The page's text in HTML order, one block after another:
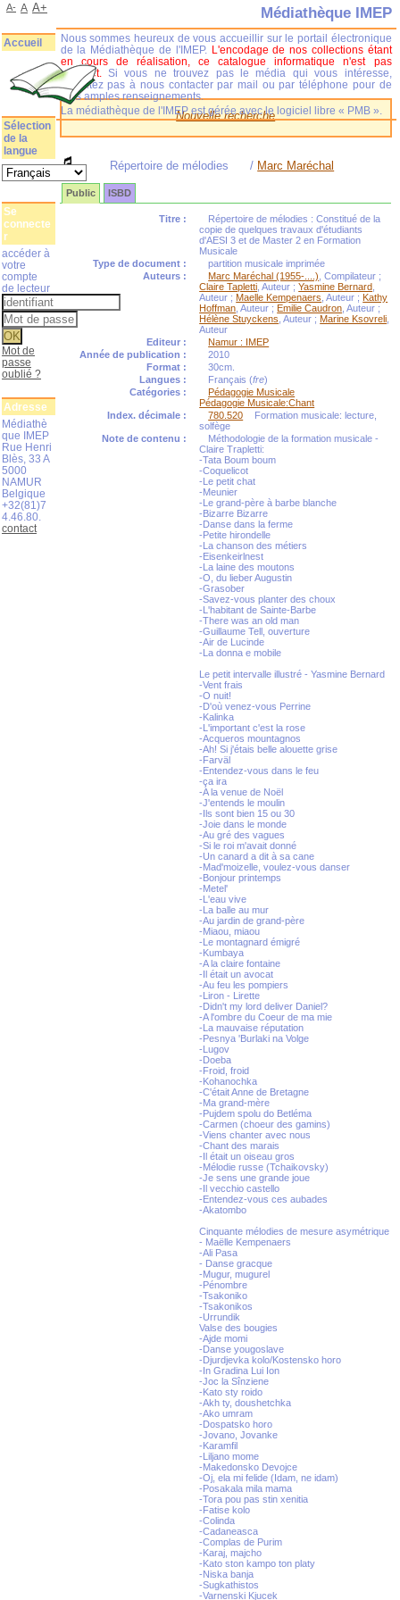
Nouvelle recherche
Répertoire de mélodies / Marc Maréchal
Public ISBD
Titre :
Répertoire de mélodies : Constitué de la
copie de quelques travaux d'étudiants
d'AESI 3 et de Master 2 en Formation
Musicale
Type de document :
partition musicale imprimée
Auteurs :
Marc Maréchal (1955-....) , Compilateur ;
Claire Tapletti , Auteur ;Yasmine Bernard
Auteur ;Maelle Kempenaers , Auteur ;Kathy
Hoffman , Auteur ;Emilie Caudron , Auteur ;
Hélène Stuyckens , Auteur ;Marine Ksovreli
Auteur
Editeur :
Namur : IMEP
Année de publication :
2010
Format :
30cm.
Langues :
Français (fre)
Catégories :
Pédagogie Musicale
Pédagogie Musicale:Chant
Index. décimale :
780.520
Formation musicale: lecture,
solfège
Note de contenu :
Méthodologie de la formation musicale -
Claire Trapletti:
-Tata Boum boum
-Coquelicot
-Le petit chat
-Meunier
-Le grand-père à barbe blanche
-Bizarre Bizarre
-Danse dans la ferme
-Petite hirondelle
-La chanson des métiers
-Eisenkeirlnest
-La laine des moutons
-O, du lieber Augustin
-Grasober
-Savez-vous planter des choux
-L'habitant de Sainte-Barbe
-There was an old man
-Guillaume Tell, ouverture
-Air de Lucinde
-La donna e mobile
Le petit intervalle illustré - Yasmine Bernard
-Vent frais
-O nuit!
-D'où venez-vous Perrine
-Kalinka
-L'important c'est la rose
-Acqueros mountagnos
-Ah! Si j'étais belle alouette grise
-Farväl
-Entendez-vous dans le feu
-ça ira
-A la venue de Noël
-J'entends le moulin
-Ils sont bien 15 ou 30
-Joie dans le monde
-Au gré des vagues
-Si le roi m'avait donné
-Un canard a dit à sa cane
-Mad'moizelle, voulez-vous danser
-Bonjour printemps
-Metel'
-L'eau vive
-La balle au mur
-Au jardin de grand-père
-Miaou, miaou
-Le montagnard émigré
-Kumbaya
-A la claire fontaine
-Il était un avocat
-Au feu les pompiers
-Liron - Lirette
-Didn't my lord deliver Daniel?
-A l'ombre du Coeur de ma mie
-La mauvaise réputation
-Pesnya 'Burlaki na Volge
-Lugov
-Doeba
-Froid, froid
-Kohanochka
-C'était Anne de Bretagne
-Ma grand-mère
-Pujdem spolu do Betléma
-Carmen (choeur des gamins)
-Viens chanter avec nous
-Chant des marais
-Il était un oiseau gros
-Mélodie russe (Tchaikovsky)
-Je sens une grande joue
-Il vecchio castello
-Entendez-vous ces aubades
-Akatombo
Cinquante mélodies de mesure asymétrique
- Maëlle Kempenaers
-Ali Pasa
- Danse gracque
-Mugur, mugurel
-Pénombre
-Tsakoniko
-Tsakonikos
-Urrundik
Valse des bougies
-Ajde momi
-Danse yougoslave
-Djurdjevka kolo/Kostensko horo
-In Gradina Lui Ion
-Joc la Sînziene
-Kato sty roido
-Akh ty, doushetchka
-Ako umram
-Dospatsko horo
-Jovano, Jovanke
-Karamfil
-Liljano mome
-Makedonsko Devojce
-Oj, ela mi felide (Idam, ne idam)
-Posakala mila mama
-Tora pou pas stin xenitia
-Fatise kolo
-Colinda
-Cadaneasca
-Complas de Purim
-Karaj, majcho
-Kato ston kampo ton platy
-Niska banja
-Sugkathistos
-Varnenski Kjucek
Médiathèque IMEP
Nous sommes heureux de vous accueillir sur le portail électronique
de la Médiathèque de l'IMEP. L'encodage de nos collections étant
en cours de réalisation, ce catalogue informatique n'est pas
complet.
Si vous ne trouvez pas le média qui vous intéresse,
n'hésitez pas à nous contacter par mail ou par téléphone pour de
plus amples renseignements.
La médiathèque de l'IMEP est gérée avec le logiciel libre « PMB ».
A- A A+
Accueil
Sélection
de la
langue
Se
connecte
r
accéder à
votre
compte
de lecteur
Mot de
passe
oublié ?
Adresse
Médiathè
que IMEP
Rue Henri
Blès, 33 A
5000
NAMUR
Belgique
+32(81)7
4.46.80.
contact